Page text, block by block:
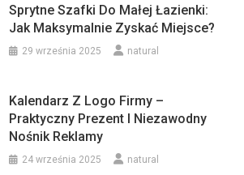
Sprytne Szafki Do Małej Łazienki:
Jak Maksymalnie Zyskać Miejsce?
29 września 2025 natural
Kalendarz Z Logo Firmy –
Praktyczny Prezent I Niezawodny
Nośnik Reklamy
24 września 2025 natural